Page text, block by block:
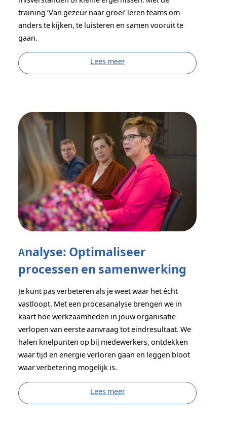
training ‘Van gezeur naar groei’ leren teams om
anders te kijken, te luisteren en samen vooruit te
gaan.
Lees meer
Analyse: Optimaliseer
processen en samenwerking
Je kunt pas verbeteren als je weet waar het écht
vastloopt. Met een procesanalyse brengen we in
kaart hoe werkzaamheden in jouw organisatie
verlopen van eerste aanvraag tot eindresultaat. We
halen knelpunten op bij medewerkers, ontdekken
waar tijd en energie verloren gaan en leggen bloot
waar verbetering mogelijk is.
Lees meer